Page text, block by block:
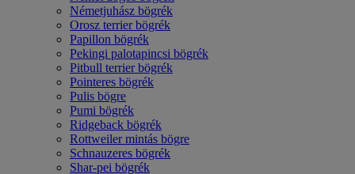
Németjuhász bögrék
Orosz terrier bögrék
Papillon bögrék
Pekingi palotapincsi bögrék
Pitbull terrier bögrék
Pointeres bögrék
Pulis bögre
Pumi bögrék
Ridgeback bögrék
Rottweiler mintás bögre
Schnauzeres bögrék
Shar-pei bögrék